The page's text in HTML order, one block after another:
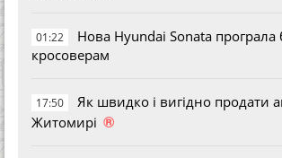
01:22
Нова Hyundai Sonata програла
кросоверам
17:50
Як швидко і вигідно продати
Житомирі ®